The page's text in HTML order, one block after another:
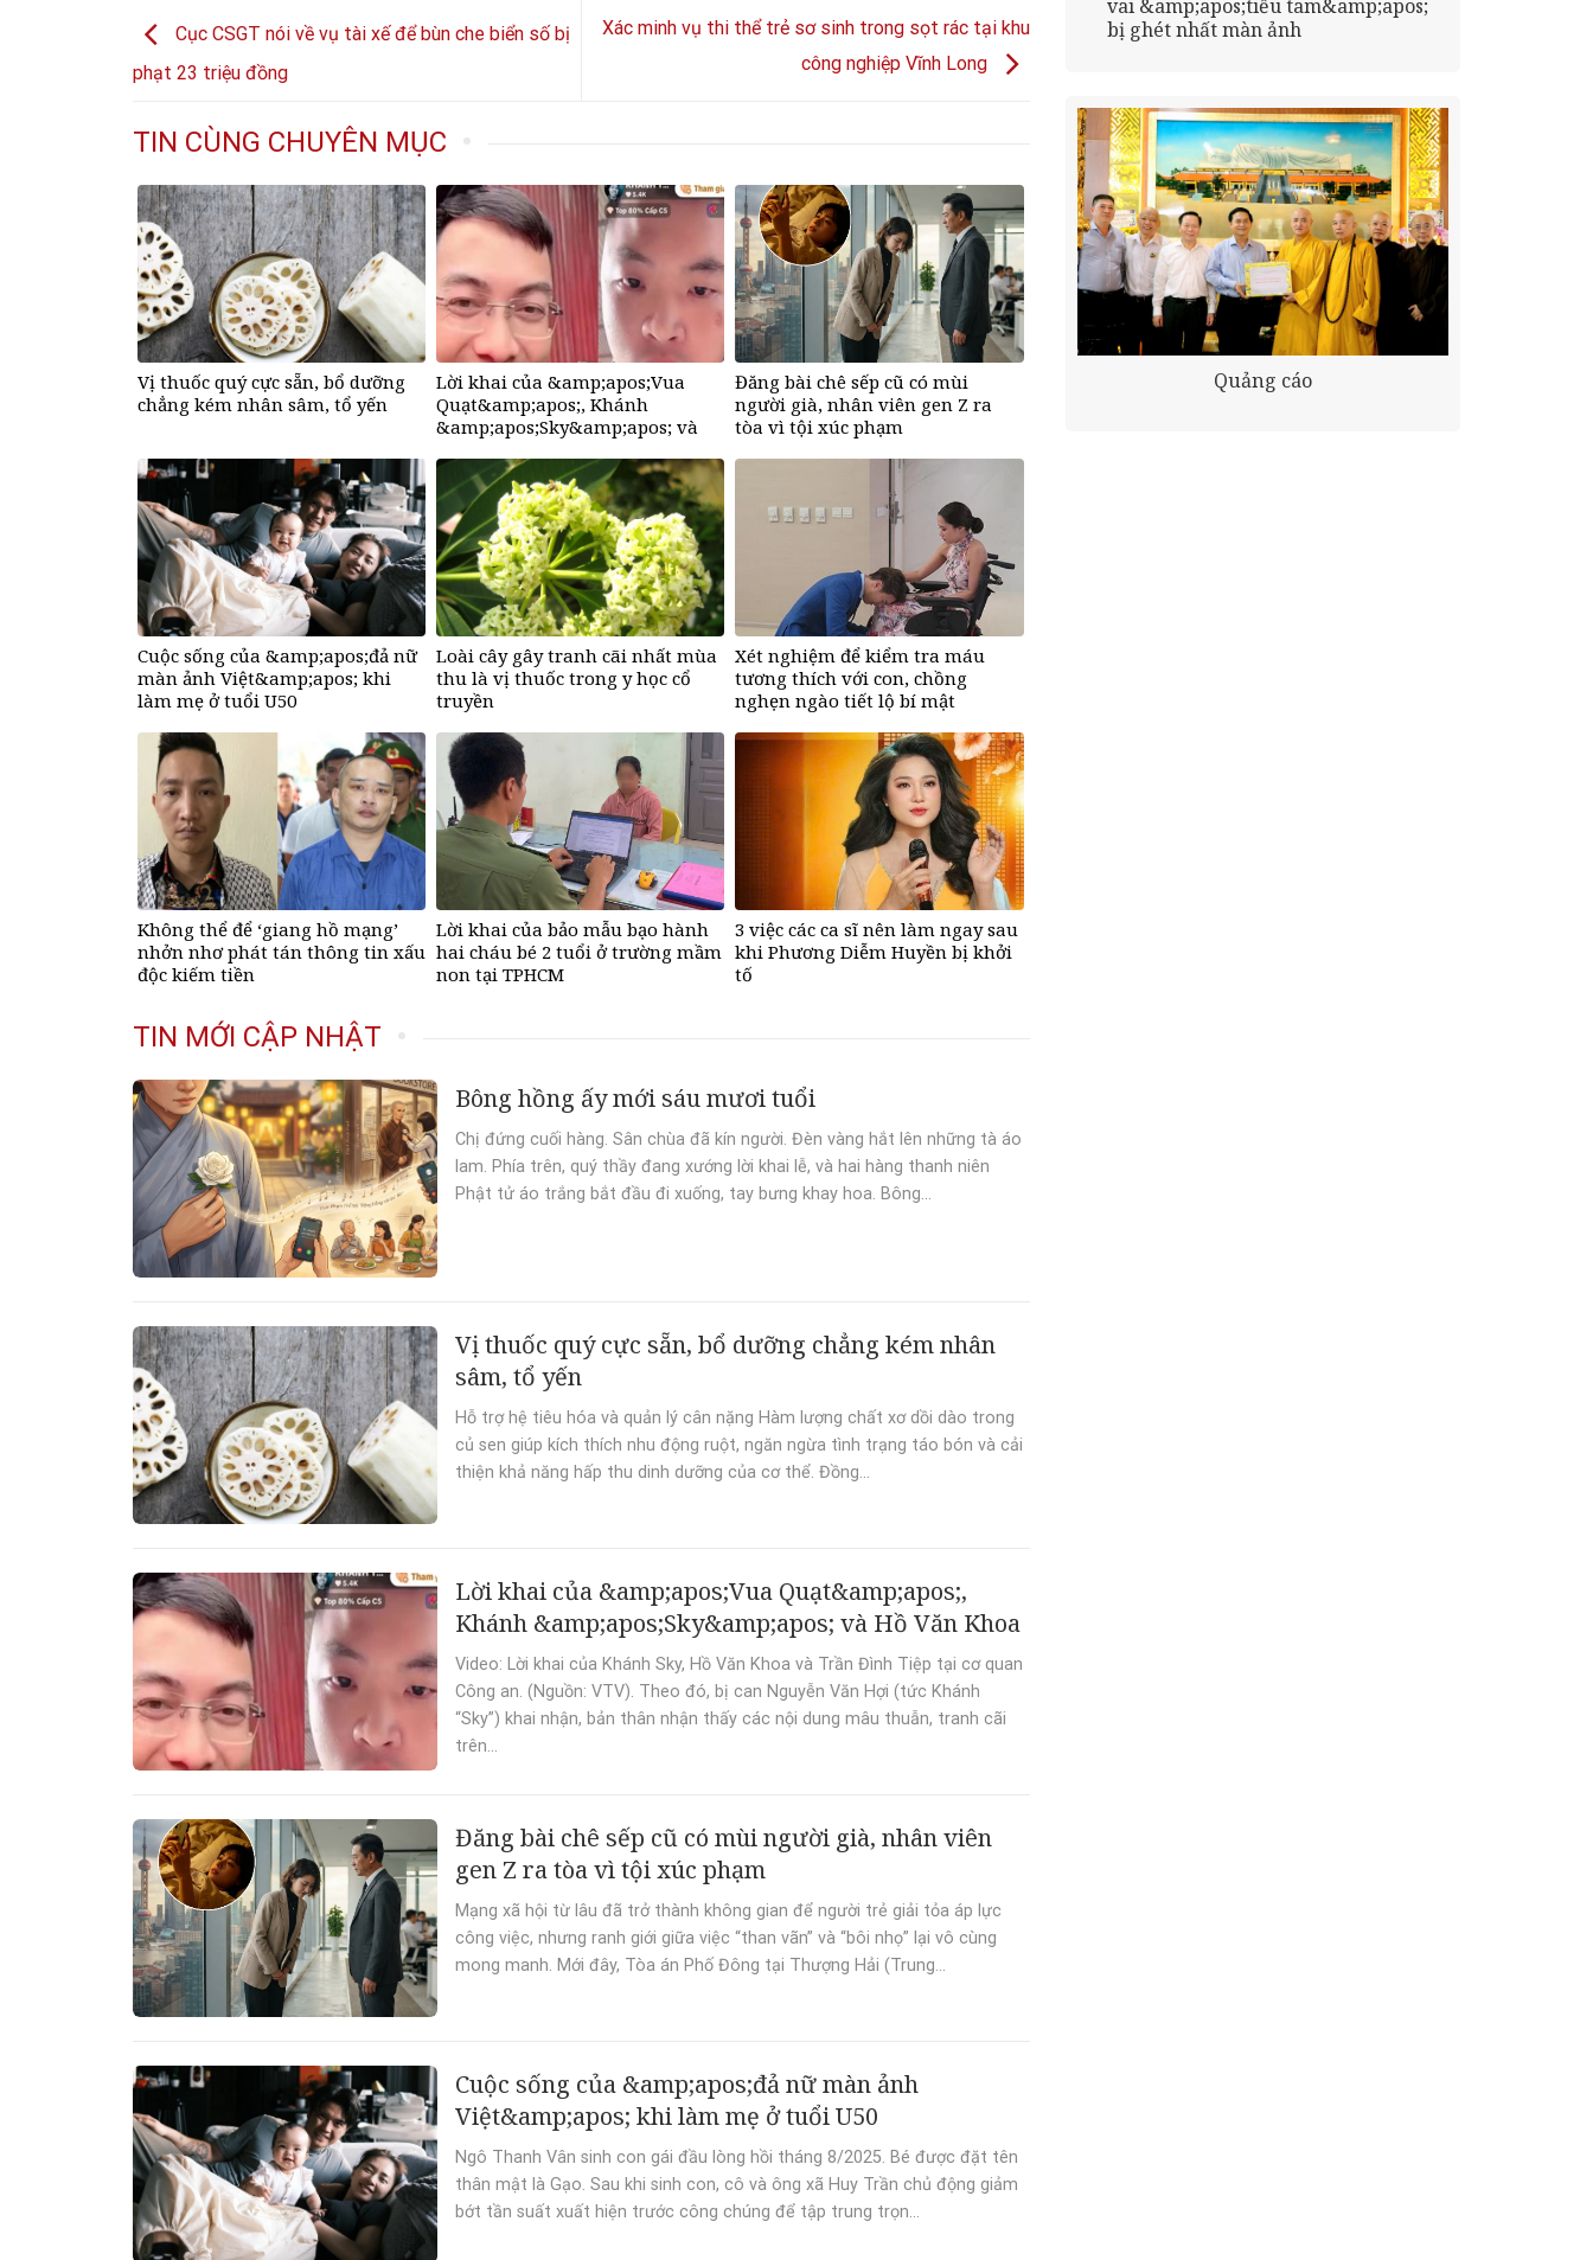
Cục CSGT nói về vụ tài xế để bùn che biển số bị
phạt 23 triệu đồng
Xác minh vụ thi thể trẻ sơ sinh trong sọt rác tại khu
công nghiệp Vĩnh Long
TIN CÙNG CHUYÊN MỤC
Vị thuốc quý cực sẵn, bổ dưỡng
chẳng kém nhân sâm, tổ yến
Lời khai của &amp;apos;Vua
Quạt&amp;apos;, Khánh
&amp;apos;Sky&amp;apos; và
Đăng bài chê sếp cũ có mùi
người già, nhân viên gen Z ra
tòa vì tội xúc phạm
Cuộc sống của &amp;apos;đả nữ
màn ảnh Việt&amp;apos; khi
làm mẹ ở tuổi U50
Loài cây gây tranh cãi nhất mùa
thu là vị thuốc trong y học cổ
truyền
Xét nghiệm để kiểm tra máu
tương thích với con, chồng
nghẹn ngào tiết lộ bí mật
Không thể để ‘giang hồ mạng’
nhởn nhơ phát tán thông tin xấu
độc kiếm tiền
Lời khai của bảo mẫu bạo hành
hai cháu bé 2 tuổi ở trường mầm
non tại TPHCM
3 việc các ca sĩ nên làm ngay sau
khi Phương Diễm Huyền bị khởi
tố
TIN MỚI CẬP NHẬT
Bông hồng ấy mới sáu mươi tuổi
Chị đứng cuối hàng. Sân chùa đã kín người. Đèn vàng hắt lên những tà áo
lam. Phía trên, quý thầy đang xướng lời khai lễ, và hai hàng thanh niên
Phật tử áo trắng bắt đầu đi xuống, tay bưng khay hoa. Bông...
Vị thuốc quý cực sẵn, bổ dưỡng chẳng kém nhân
sâm, tổ yến
Hỗ trợ hệ tiêu hóa và quản lý cân nặng Hàm lượng chất xơ dồi dào trong
củ sen giúp kích thích nhu động ruột, ngăn ngừa tình trạng táo bón và cải
thiện khả năng hấp thu dinh dưỡng của cơ thể. Đồng...
Lời khai của &amp;apos;Vua Quạt&amp;apos;,
Khánh &amp;apos;Sky&amp;apos; và Hồ Văn Khoa
Video: Lời khai của Khánh Sky, Hồ Văn Khoa và Trần Đình Tiệp tại cơ quan
Công an. (Nguồn: VTV). Theo đó, bị can Nguyễn Văn Hợi (tức Khánh
“Sky”) khai nhận, bản thân nhận thấy các nội dung mâu thuẫn, tranh cãi
trên...
Đăng bài chê sếp cũ có mùi người già, nhân viên
gen Z ra tòa vì tội xúc phạm
Mạng xã hội từ lâu đã trở thành không gian để người trẻ giải tỏa áp lực
công việc, nhưng ranh giới giữa việc “than vãn” và “bôi nhọ” lại vô cùng
mong manh. Mới đây, Tòa án Phố Đông tại Thượng Hải (Trung...
Cuộc sống của &amp;apos;đả nữ màn ảnh
Việt&amp;apos; khi làm mẹ ở tuổi U50
Ngô Thanh Vân sinh con gái đầu lòng hồi tháng 8/2025. Bé được đặt tên
thân mật là Gạo. Sau khi sinh con, cô và ông xã Huy Trần chủ động giảm
bớt tần suất xuất hiện trước công chúng để tập trung trọn...
vai &amp;apos;tiểu tam&amp;apos;
bị ghét nhất màn ảnh
Quảng cáo